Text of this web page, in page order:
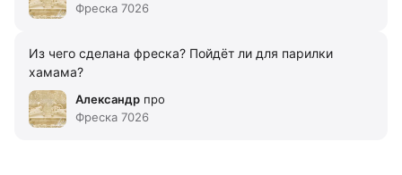
Фреска 7026
Из чего сделана фреска? Пойдёт ли для парилки
хамама?
Александр про
Фреска 7026